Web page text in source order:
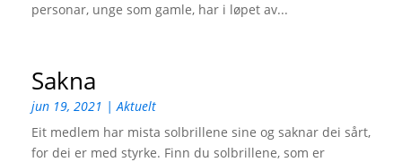
personar, unge som gamle, har i løpet av...
Sakna
jun 19, 2021 |Aktuelt
Eit medlem har mista solbrillene sine og saknar dei sårt,
for dei er med styrke. Finn du solbrillene, som er